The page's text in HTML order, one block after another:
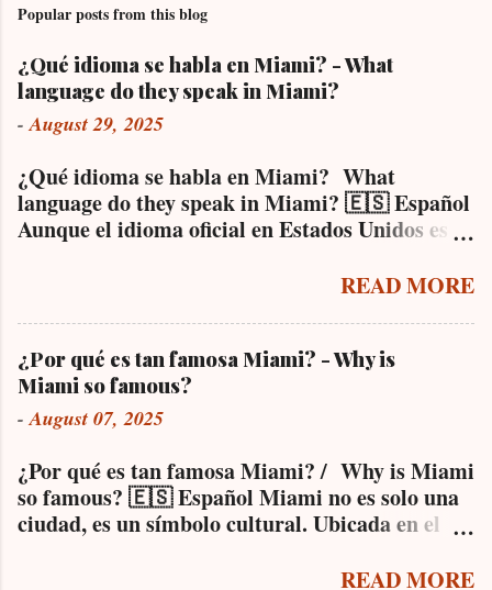
Popular posts from this blog
¿Qué idioma se habla en Miami? - What
language do they speak in Miami?
-August 29, 2025
¿Qué idioma se habla en Miami? What
language do they speak in Miami? 🇪🇸 Español
Aunque el idioma oficial en Estados Unidos es el
escuchar español en todas partes . Esto se debe a
hispanohablantes que viven en la ciudad desde
hace décadas, especialmente la cubana,
venezolana, colombiana, argentina y
nicaragüense, entre otras. De hecho, muchos
negocios, oficinas y servicios públicos ofrecen
atención bilingüe. Puedes entrar a un
supermercado, pedir un café o hacer trámites
oficiales sin necesidad de hablar inglés. En
muchas zonas de la ciudad, el español es el
idioma predominante en la calle, en los medios
READ MORE
¿Por qué es tan famosa Miami? - Why is
Miami so famous?
-August 07, 2025
¿Por qué es tan famosa Miami? / Why is Miami
so famous? 🇪🇸 Español Miami no es solo una
ciudad, es un símbolo cultural. Ubicada en el
ganado fama internacional por su mezclaREAD MORE